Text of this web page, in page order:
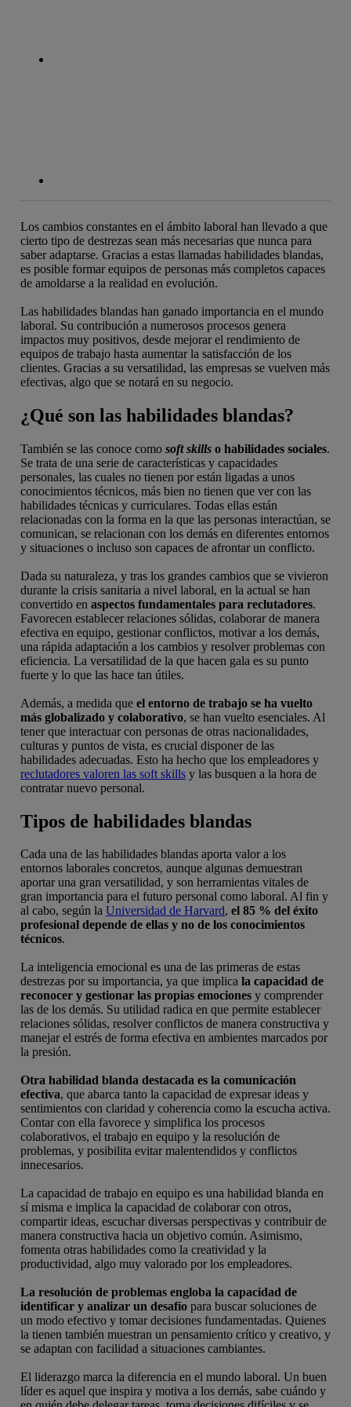
Los cambios constantes en el ámbito laboral han llevado a que
cierto tipo de destrezas sean más necesarias que nunca para
saber adaptarse. Gracias a estas llamadas habilidades blandas,
es posible formar equipos de personas más completos capaces
de amoldarse a la realidad en evolución.
Las habilidades blandas han ganado importancia en el mundo
laboral. Su contribución a numerosos procesos genera
impactos muy positivos, desde mejorar el rendimiento de
equipos de trabajo hasta aumentar la satisfacción de los
clientes. Gracias a su versatilidad, las empresas se vuelven más
efectivas, algo que se notará en su negocio.
¿Qué son las habilidades blandas?
También se las conoce como soft skills o habilidades sociales.
Se trata de una serie de características y capacidades
personales, las cuales no tienen por están ligadas a unos
conocimientos técnicos, más bien no tienen que ver con las
habilidades técnicas y curriculares. Todas ellas están
relacionadas con la forma en la que las personas interactúan, se
comunican, se relacionan con los demás en diferentes entornos
y situaciones o incluso son capaces de afrontar un conflicto.
Dada su naturaleza, y tras los grandes cambios que se vivieron
durante la crisis sanitaria a nivel laboral, en la actual se han
convertido en aspectos fundamentales para reclutadores.
Favorecen establecer relaciones sólidas, colaborar de manera
efectiva en equipo, gestionar conflictos, motivar a los demás,
una rápida adaptación a los cambios y resolver problemas con
eficiencia. La versatilidad de la que hacen gala es su punto
fuerte y lo que las hace tan útiles.
Además, a medida que el entorno de trabajo se ha vuelto
más globalizado y colaborativo, se han vuelto esenciales. Al
tener que interactuar con personas de otras nacionalidades,
culturas y puntos de vista, es crucial disponer de las
habilidades adecuadas. Esto ha hecho que los empleadores y
reclutadores valoren las soft skills y las busquen a la hora de
contratar nuevo personal.
Tipos de habilidades blandas
Cada una de las habilidades blandas aporta valor a los
entornos laborales concretos, aunque algunas demuestran
aportar una gran versatilidad, y son herramientas vitales de
gran importancia para el futuro personal como laboral. Al fin y
al cabo, según la Universidad de Harvard, el 85 % del éxito
profesional depende de ellas y no de los conocimientos
técnicos.
La inteligencia emocional es una de las primeras de estas
destrezas por su importancia, ya que implica la capacidad de
reconocer y gestionar las propias emociones y comprender
las de los demás. Su utilidad radica en que permite establecer
relaciones sólidas, resolver conflictos de manera constructiva y
manejar el estrés de forma efectiva en ambientes marcados por
la presión.
Otra habilidad blanda destacada es la comunicación
efectiva, que abarca tanto la capacidad de expresar ideas y
sentimientos con claridad y coherencia como la escucha activa.
Contar con ella favorece y simplifica los procesos
colaborativos, el trabajo en equipo y la resolución de
problemas, y posibilita evitar malentendidos y conflictos
innecesarios.
La capacidad de trabajo en equipo es una habilidad blanda en
sí misma e implica la capacidad de colaborar con otros,
compartir ideas, escuchar diversas perspectivas y contribuir de
manera constructiva hacia un objetivo común. Asimismo,
fomenta otras habilidades como la creatividad y la
productividad, algo muy valorado por los empleadores.
La resolución de problemas engloba la capacidad de
identificar y analizar un desafío para buscar soluciones de
un modo efectivo y tomar decisiones fundamentadas. Quienes
la tienen también muestran un pensamiento crítico y creativo, y
se adaptan con facilidad a situaciones cambiantes.
El liderazgo marca la diferencia en el mundo laboral. Un buen
líder es aquel que inspira y motiva a los demás, sabe cuándo y